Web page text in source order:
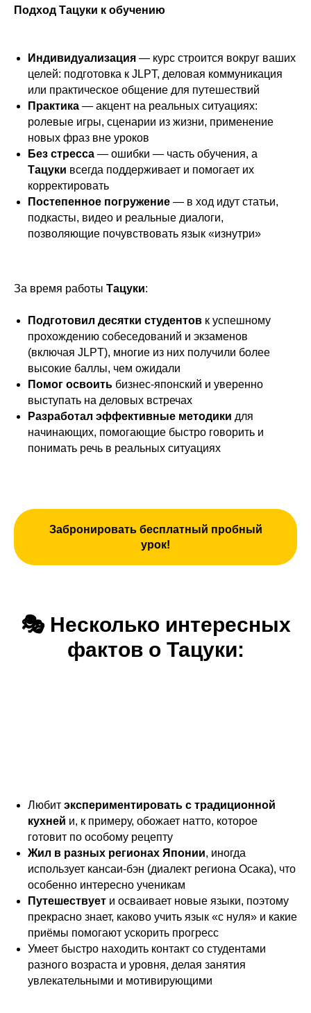
Подход Тацуки к обучению
Индивидуализация — курс строится вокруг ваших
целей: подготовка к JLPT, деловая коммуникация
или практическое общение для путешествий
Практика — акцент на реальных ситуациях:
ролевые игры, сценарии из жизни, применение
новых фраз вне уроков
Без стресса — ошибки — часть обучения, а
Тацуки всегда поддерживает и помогает их
корректировать
Постепенное погружение — в ход идут статьи,
подкасты, видео и реальные диалоги,
позволяющие почувствовать язык «изнутри»
За время работы Тацуки:
Подготовил десятки студентов к успешному
прохождению собеседований и экзаменов
(включая JLPT), многие из них получили более
высокие баллы, чем ожидали
Помог освоить бизнес-японский и уверенно
выступать на деловых встречах
Разработал эффективные методики для
начинающих, помогающие быстро говорить и
понимать речь в реальных ситуациях
Забронировать бесплатный пробный
урок!
🎭 Несколько интересных
фактов о Тацуки:
Любит экспериментировать с традиционной
кухней и, к примеру, обожает натто, которое
готовит по особому рецепту
Жил в разных регионах Японии, иногда
использует кансаи-бэн (диалект региона Осака), что
особенно интересно ученикам
Путешествует и осваивает новые языки, поэтому
прекрасно знает, каково учить язык «с нуля» и какие
приёмы помогают ускорить прогресс
Умеет быстро находить контакт со студентами
разного возраста и уровня, делая занятия
увлекательными и мотивирующими